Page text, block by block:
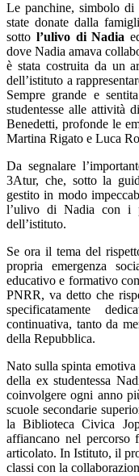
Le panchine, simbolo di
state donate dalla
sotto l’ulivo di Nadia
dove Nadia amava
è stata costruita da un
dell’istituto a
Sempre grande e
studentesse alle attività
Benedetti, profonde le
Martina Rigato e Luca
Da segnalare
3Atur, che, sotto la
gestito in modo
l’ulivo di Nadia con i
dell’istituto.
Se ora il tema del
propria emergenza
educativo e formativo
PNRR, va detto che
specificatamente
continuativa, tanto da
della Repubblica.
Nato sulla spinta
della ex studentessa
coinvolgere ogni anno
scuole secondarie
la Biblioteca Civica
affiancano nel percorso
articolato. In Istituto, il
classi con la